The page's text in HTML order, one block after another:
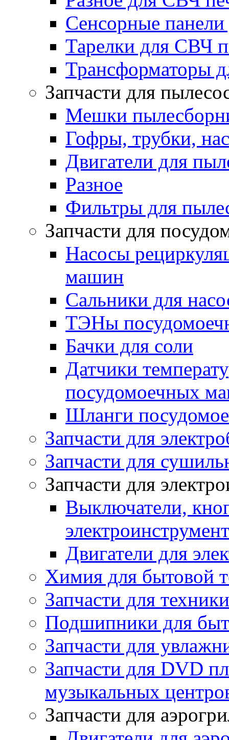
Сенсорные
Тарелки для СВЧ
Трансформаторы
Запчасти для
Мешки
Гофры, трубки,
Двигатели для
Разное
Фильтры для
Запчасти для
Насосы
машин
Сальники для
ТЭНы
Бачки для соли
Датчики
посудомоечных
Шланги
Запчасти для
Запчасти для
Запчасти для
Выключатели,
Двигатели для
Химия для бытовой
Запчасти для
Подшипники для
Запчасти для
Запчасти для DVD
музыкальных
Запчасти для